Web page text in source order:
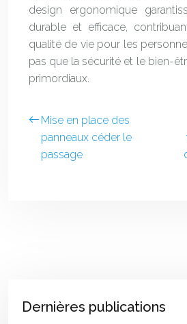
design ergonomique
durable et efficace,
qualité de vie pour les
pas que la sécurité et le bien-
primordiaux.
Mise en place des
panneaux céder le
passage
Dernières publications